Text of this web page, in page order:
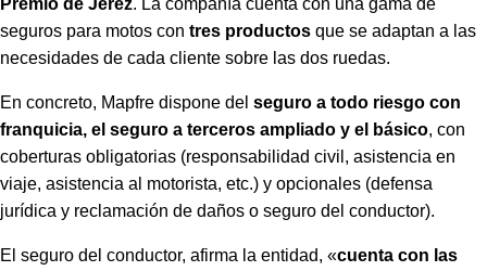
seguros para motos con tres productos que se adaptan a las
necesidades de cada cliente sobre las dos ruedas.
En concreto, Mapfre dispone del seguro a todo riesgo con
franquicia, el seguro a terceros ampliado y el básico, con
coberturas obligatorias (responsabilidad civil, asistencia en
viaje, asistencia al motorista, etc.) y opcionales (defensa
jurídica y reclamación de daños o seguro del conductor).
El seguro del conductor, afirma la entidad, «cuenta con las